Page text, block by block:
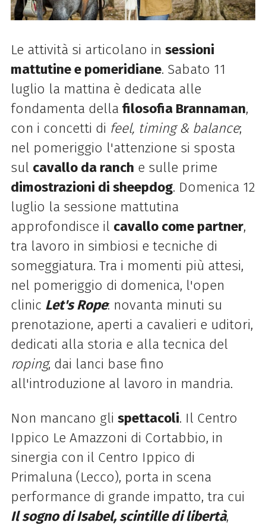
Le attività si articolano in sessioni
mattutine e pomeridiane. Sabato 11
luglio la mattina è dedicata alle
fondamenta della filosofia Brannaman,
con i concetti di feel, timing & balance;
nel pomeriggio l'attenzione si sposta
sul cavallo da ranch e sulle prime
dimostrazioni di sheepdog. Domenica 12
luglio la sessione mattutina
approfondisce il cavallo come partner,
tra lavoro in simbiosi e tecniche di
someggiatura. Tra i momenti più attesi,
nel pomeriggio di domenica, l'open
clinic Let's Rope: novanta minuti su
prenotazione, aperti a cavalieri e uditori,
dedicati alla storia e alla tecnica del
roping, dai lanci base fino
all'introduzione al lavoro in mandria.
Non mancano gli spettacoli. Il Centro
Ippico Le Amazzoni di Cortabbio, in
sinergia con il Centro Ippico di
Primaluna (Lecco), porta in scena
performance di grande impatto, tra cui
Il sogno di Isabel, scintille di libertà,